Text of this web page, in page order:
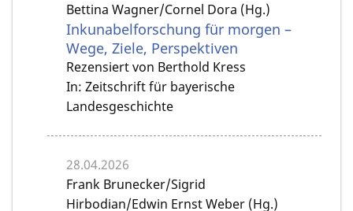
Bettina Wagner/Cornel Dora (Hg.)
Inkunabelforschung für morgen –
Wege, Ziele, Perspektiven
Rezensiert von Berthold Kress
In: Zeitschrift für bayerische
Landesgeschichte
28.04.2026
Frank Brunecker/Sigrid
Hirbodian/Edwin Ernst Weber (Hg.)